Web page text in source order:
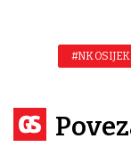
#NK OSIJEK